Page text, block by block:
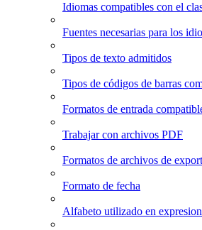
Idiomas compatibles con el
Fuentes necesarias para los
Tipos de texto admitidos
Tipos de códigos de barras
Formatos de entrada
Trabajar con archivos PDF
Formatos de archivos de
Formato de fecha
Alfabeto utilizado en